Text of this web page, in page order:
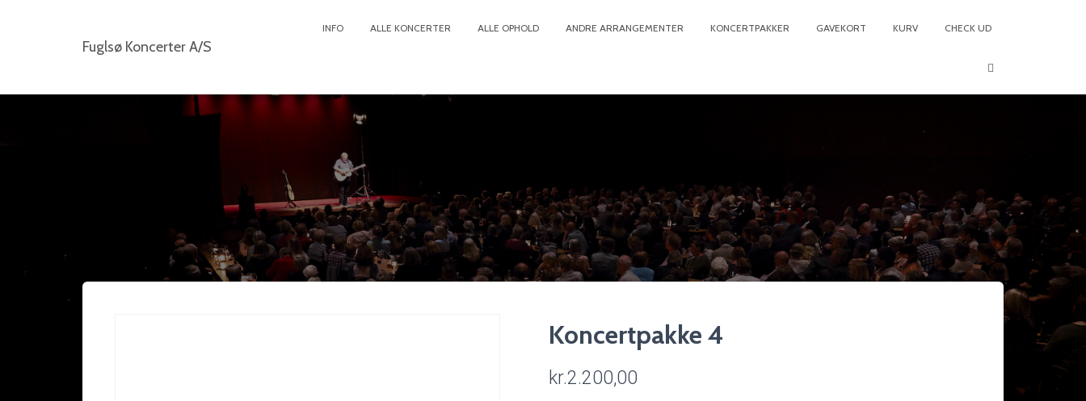
Fuglsø Koncerter A/S
INFO ALLE KONCERTER ALLE OPHOLD ANDRE ARRANGEMENTER KONCERTPAKKER GAVEKORT KURV CHECK UD
Koncertpakke 4
kr.2.200,00